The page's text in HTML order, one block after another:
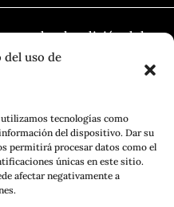
uso de
tecnologías como
del dispositivo. Dar su
permitirá procesar datos como el
únicas en este sitio.
afectar negativamente a
ayuda a la edición del
de la Dirección
y de la Lectura